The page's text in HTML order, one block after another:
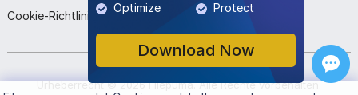
Optimize
Protect
Download Now
Cookie-Richtlinie
Urheberrecht ©2026 Filepuma. Alle Rechte vorbehalten.